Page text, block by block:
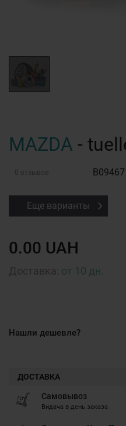
MAZDA -
0 отзывов
Еще варианты
0.00 UAH
от 10 дн.
Нашли дешевле?
ДОСТАВКА
Самовывоз
Видача в день заказа